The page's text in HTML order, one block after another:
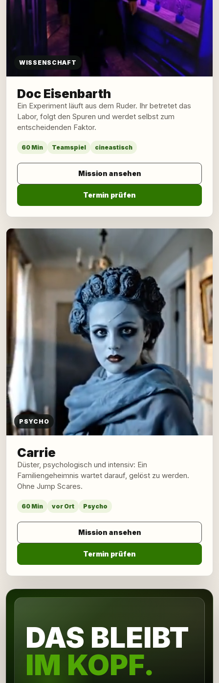
WISSENSCHAFT
Doc Eisenbarth
Ein Experiment läuft aus dem Ruder. Ihr betretet das
Labor, folgt den Spuren und werdet selbst zum
entscheidenden Faktor.
60 Min Teamspiel cineastisch
Mission ansehen
Termin prüfen
PSYCHO
Carrie
Düster, psychologisch und intensiv: Ein
Familiengeheimnis wartet darauf, gelöst zu werden.
Ohne Jump Scares.
60 Min vor Ort Psycho
Mission ansehen
Termin prüfen
DAS BLEIBT
IM KOPF.